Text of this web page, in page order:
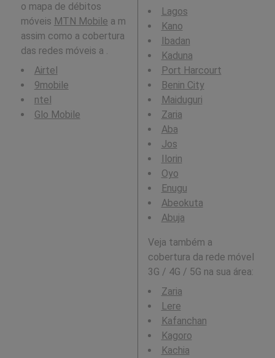
o mapa de débitos
móveis MTN Mobile a m
assim como a cobertura
das redes móveis a .
Airtel
9mobile
ntel
Glo Mobile
Lagos
Kano
Ibadan
Kaduna
Port Harcourt
Benin City
Maiduguri
Zaria
Aba
Jos
Ilorin
Oyo
Enugu
Abeokuta
Abuja
Veja também a
cobertura da rede móvel
3G / 4G / 5G na sua área:
Zaria
Lere
Kafanchan
Kagoro
Kachia